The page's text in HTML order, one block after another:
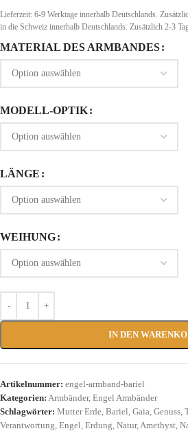
Lieferzeit: 6-9 Werktage innerhalb Deutschlands.
in die Schweiz innerhalb Deutschlands. Zusätzlich 2-3
MATERIAL DES ARMBANDES
MODELL-OPTIK
LÄNGE
WEIHUNG
IN DEN
Artikelnummer: engel-armband-bariel
Kategorien: Armbänder, Engel Armbänder
Schlagwörter: Mutter Erde Bariel Gaia Genuss
Verantwortung Engel Erdung Natur, Amethyst